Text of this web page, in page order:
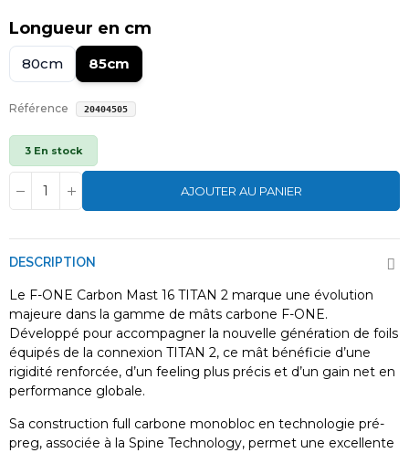
Longueur en cm
80cm 85cm
Référence 20404505
3 En stock
AJOUTER AU PANIER
DESCRIPTION
Le F-ONE Carbon Mast 16 TITAN 2 marque une évolution
majeure dans la gamme de mâts carbone F-ONE.
Développé pour accompagner la nouvelle génération de foils
équipés de la connexion TITAN 2, ce mât bénéficie d’une
rigidité renforcée, d’un feeling plus précis et d’un gain net en
performance globale.
Sa construction full carbone monobloc en technologie pré-
preg, associée à la Spine Technology, permet une excellente